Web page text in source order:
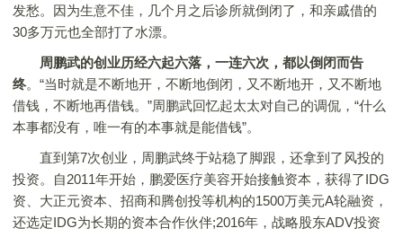
发愁。因为生意不佳，几个月之后诊所就倒闭了，和亲戚借的
30多万元也全部打了水漂。
周鹏武的创业历经六起六落，一连六次，都以倒闭而告
终。“当时就是不断地开，不断地倒闭，又不断地开，又不断地
借钱，不断地再借钱。”周鹏武回忆起太太对自己的调侃，“什么
本事都没有，唯一有的本事就是能借钱”。
直到第7次创业，周鹏武终于站稳了脚跟，还拿到了风投的
投资。自2011年开始，鹏爱医疗美容开始接触资本，获得了IDG
资、大正元资本、招商和腾创投等机构的1500万美元A轮融资，
还选定IDG为长期的资本合作伙伴;2016年，战略股东ADV投资